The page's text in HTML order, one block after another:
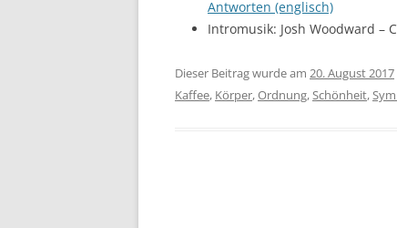
Antworten (englisch)
Intromusik: Josh Woodward –
Dieser Beitrag wurde am 20. August 2017
Kaffee, Körper,Ordnung,Schönheit,